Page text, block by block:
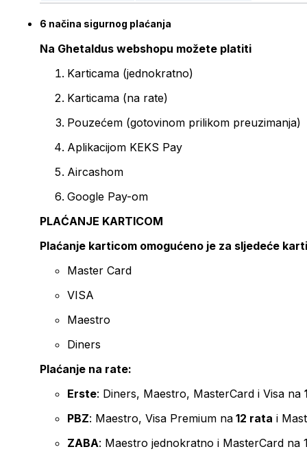
6 načina sigurnog plaćanja
Na Ghetaldus webshopu možete platiti
Karticama (jednokratno)
Karticama (na rate)
Pouzećem (gotovinom prilikom preuzimanja)
Aplikacijom KEKS Pay
Aircashom
Google Pay-om
PLAĆANJE KARTICOM
Plaćanje karticom omogućeno je za sljedeće
Master Card
VISA
Maestro
Diners
Plaćanje na rate:
Erste: Diners, Maestro, MasterCard i Visa na
PBZ: Maestro, Visa Premium na 12 rata i
ZABA: Maestro jednokratno i MasterCard na